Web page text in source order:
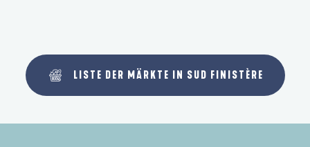
LISTE DER MÄRKTE IN SUD FINISTÈRE